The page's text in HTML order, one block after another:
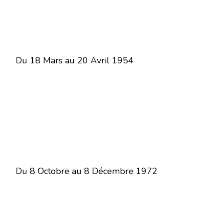
Du 18 Mars au 20 Avril 1954
Du 8 Octobre au 8 Décembre 1972